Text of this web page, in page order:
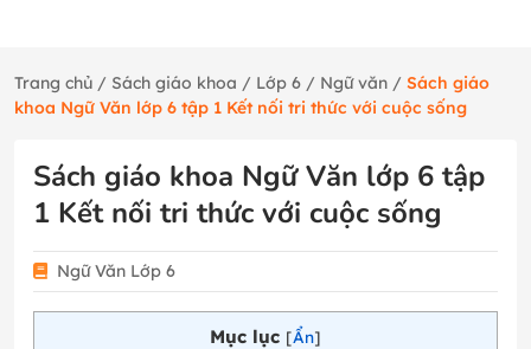
Trang chủ / Sách giáo khoa / Lớp 6 / Ngữ văn / Sách giáo
khoa Ngữ Văn lớp 6 tập 1 Kết nối tri thức với cuộc sống
Sách giáo khoa Ngữ Văn lớp 6 tập
1 Kết nối tri thức với cuộc sống
Ngữ Văn Lớp 6
Mục lục [Ẩn]